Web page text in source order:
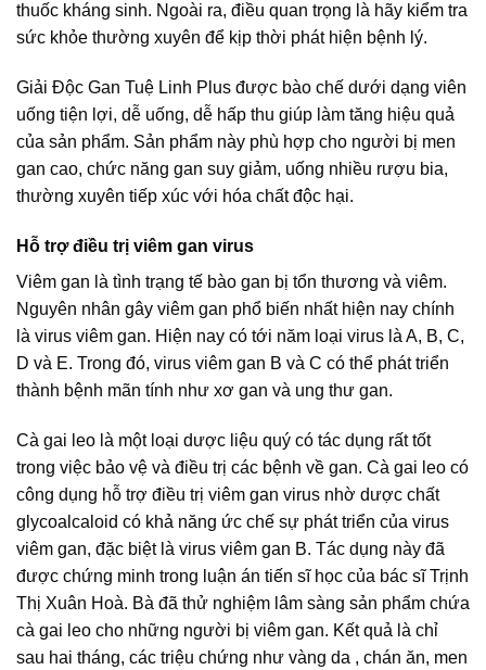
thuốc kháng sinh. Ngoài ra, điều quan trọng là hãy kiểm tra
sức khỏe thường xuyên để kịp thời phát hiện bệnh lý.
Giải Độc Gan Tuệ Linh Plus được bào chế dưới dạng viên
uống tiện lợi, dễ uống, dễ hấp thu giúp làm tăng hiệu quả
của sản phẩm. Sản phẩm này phù hợp cho người bị men
gan cao, chức năng gan suy giảm, uống nhiều rượu bia,
thường xuyên tiếp xúc với hóa chất độc hại.
Hỗ trợ điều trị viêm gan virus
Viêm gan là tình trạng tế bào gan bị tổn thương và viêm.
Nguyên nhân gây viêm gan phổ biến nhất hiện nay chính
là virus viêm gan. Hiện nay có tới năm loại virus là A, B, C,
D và E. Trong đó, virus viêm gan B và C có thể phát triển
thành bệnh mãn tính như xơ gan và ung thư gan.
Cà gai leo là một loại dược liệu quý có tác dụng rất tốt
trong việc bảo vệ và điều trị các bệnh về gan. Cà gai leo có
công dụng hỗ trợ điều trị viêm gan virus nhờ dược chất
glycoalcaloid có khả năng ức chế sự phát triển của virus
viêm gan, đặc biệt là virus viêm gan B. Tác dụng này đã
được chứng minh trong luận án tiến sĩ học của bác sĩ Trịnh
Thị Xuân Hoà. Bà đã thử nghiệm lâm sàng sản phẩm chứa
cà gai leo cho những người bị viêm gan. Kết quả là chỉ
sau hai tháng, các triệu chứng như vàng da , chán ăn, men